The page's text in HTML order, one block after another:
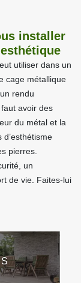
installer
utiliser dans un
cage métallique
rendu
avoir des
du métal et la
pierres.
un
de vie. Faites-lui